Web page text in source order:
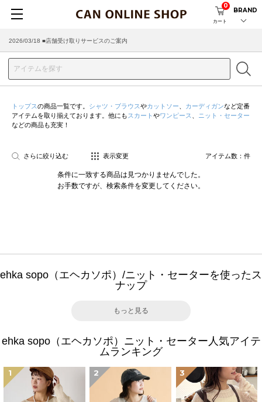
カート
0
BRAND
2026/03/18 ■店舗受け取りサービスのご案内
トップスの商品一覧です。 シャツ・ブラウスやカットソー カーディガンなど定番
アイテムを取り揃えております。他にも スカート やワンピース
ニット・セーター
などの商品も充実！
さらに絞り込む 表示変更 アイテム数： 件
条件に一致する商品は見つかりませんでした。
お手数ですが、検索条件を変更してください。
ehka sopo（エヘカソポ）/ニット・セーターを使ったス
ナップ
もっと見る
ehka sopo（エヘカソポ）ニット・セーター人気アイテ
ムランキング
1 2 3